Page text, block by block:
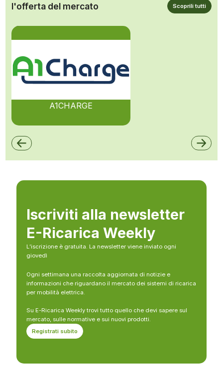
l'offerta del mercato Scoprili tutti
A1CHARGE
Iscriviti alla newsletter
E-Ricarica Weekly
L’iscrizione è gratuita. La newsletter viene inviato ogni
giovedì
Ogni settimana una raccolta aggiornata di notizie e
informazioni che riguardano il mercato dei sistemi di ricarica
per mobilità elettrica.
Su E-Ricarica Weekly trovi tutto quello che devi sapere sul
mercato, sulle normative e sui nuovi prodotti.
Registrati subito